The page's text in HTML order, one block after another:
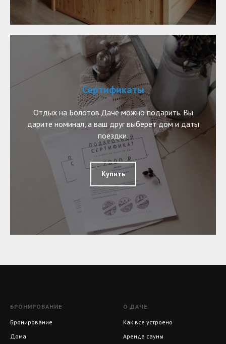
Сертификаты
Отдых на Болотов.Даче можно подарить. Вы
дарите номинал, а ваш друг выберет дом и даты
поездки.
Купить
БРОНИРОВАНИЕ
Бронирование
Дома
О ДАЧЕ
Как все устроено
Аренда сауны